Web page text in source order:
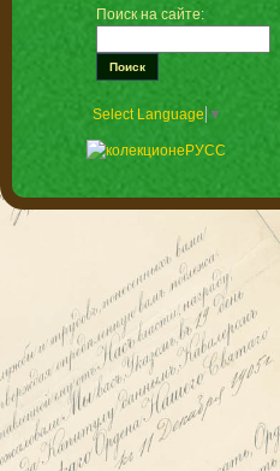
Поиск на сайте:
Select Language ▼